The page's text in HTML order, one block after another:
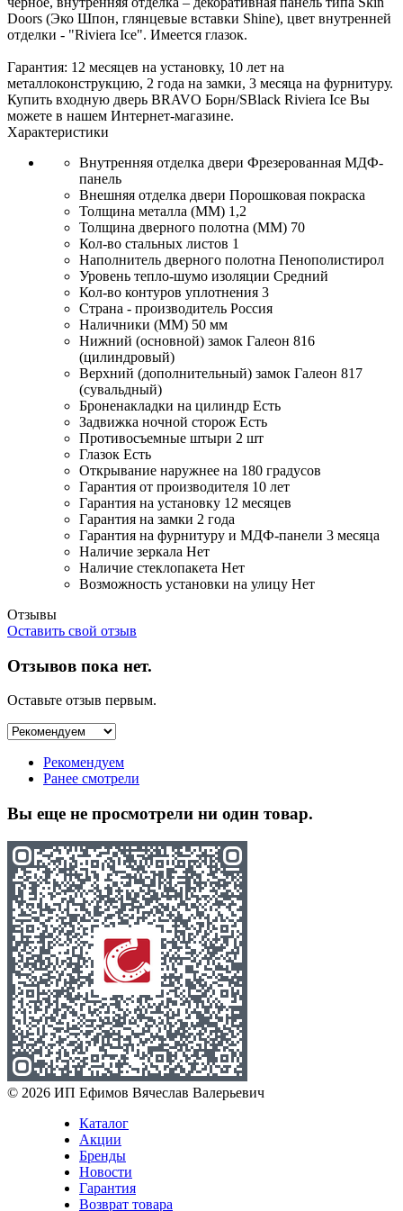
Doors (Эко Шпон, глянцевые вставки Shine), цвет внутренней
отделки - "Riviera Ice". Имеется глазок.
Гарантия: 12 месяцев на установку, 10 лет на
металлоконструкцию, 2 года на замки, 3 месяца на фурнитуру.
Купить входную дверь BRAVO Борн/SBlack Riviera Ice Вы
можете в нашем Интернет-магазине.
Характеристики
Внутренняя отделка двери Фрезерованная МДФ-
панель
Внешняя отделка двери Порошковая покраска
Толщина металла (ММ) 1,2
Толщина дверного полотна (ММ) 70
Кол-во стальных листов 1
Наполнитель дверного полотна Пенополистирол
Уровень тепло-шумо изоляции Средний
Кол-во контуров уплотнения 3
Страна - производитель Россия
Наличники (ММ) 50 мм
Нижний (основной) замок Галеон 816
(цилиндровый)
Верхний (дополнительный) замок Галеон 817
(сувальдный)
Броненакладки на цилиндр Есть
Задвижка ночной сторож Есть
Противосъемные штыри 2 шт
Глазок Есть
Открывание наружнее на 180 градусов
Гарантия от производителя 10 лет
Гарантия на установку 12 месяцев
Гарантия на замки 2 года
Гарантия на фурнитуру и МДФ-панели 3 месяца
Наличие зеркала Нет
Наличие стеклопакета Нет
Возможность установки на улицу Нет
Отзывы
Оставить свой отзыв
Отзывов пока нет.
Оставьте отзыв первым.
Рекомендуем
Ранее смотрели
Вы еще не просмотрели ни один товар.
© 2026 ИП Ефимов Вячеслав Валерьевич
Каталог
Акции
Бренды
Новости
Гарантия
Возврат товара